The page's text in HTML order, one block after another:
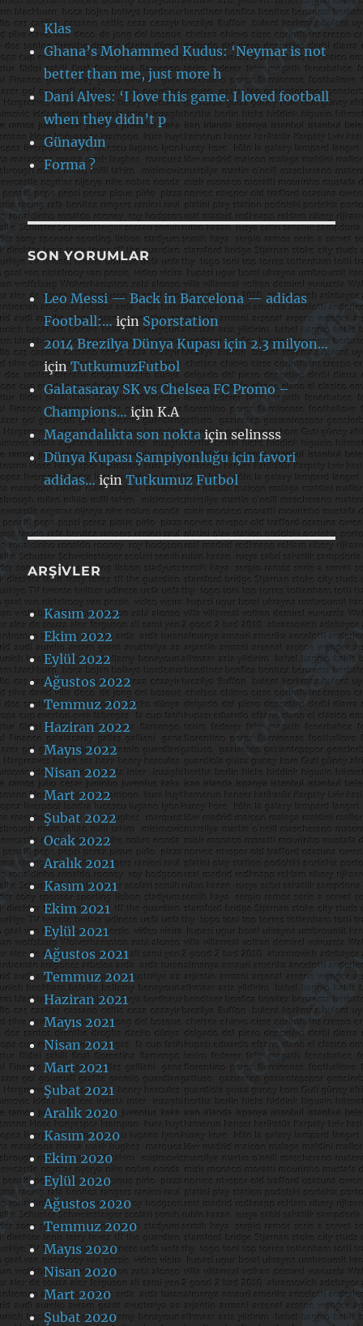
Klas
Ghana’s Mohammed Kudus: ‘Neymar is not
better than me, just more h
Dani Alves: ‘I love this game. I loved football
when they didn’t p
Günaydın
Forma ?
SON YORUMLAR
Leo Messi — Back in Barcelona — adidas
Football:…içinSporstation
2014 Brezilya Dünya Kupası için 2.3 milyon…
içinTutkumuzFutbol
Galatasaray SK vs Chelsea FC Promo –
Champions…içinK.A
Magandalıkta son nokta içinselinsss
Dünya Kupası Şampiyonluğu için favori
adidas…içinTutkumuz Futbol
ARŞIVLER
Kasım 2022
Ekim 2022
Eylül 2022
Ağustos 2022
Temmuz 2022
Haziran 2022
Mayıs 2022
Nisan 2022
Mart 2022
Şubat 2022
Ocak 2022
Aralık 2021
Kasım 2021
Ekim 2021
Eylül 2021
Ağustos 2021
Temmuz 2021
Haziran 2021
Mayıs 2021
Nisan 2021
Mart 2021
Şubat 2021
Aralık 2020
Kasım 2020
Ekim 2020
Eylül 2020
Ağustos 2020
Temmuz 2020
Mayıs 2020
Nisan 2020
Mart 2020
Şubat 2020